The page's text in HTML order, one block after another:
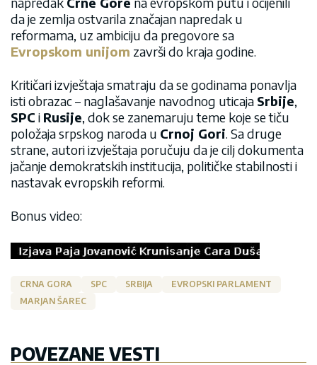
da je zemlja ostvarila značajan napredak u
reformama, uz ambiciju da pregovore sa
Evropskom unijom završi do kraja godine.
Kritičari izvještaja smatraju da se godinama ponavlja
isti obrazac – naglašavanje navodnog uticaja Srbije,
SPC i Rusije, dok se zanemaruju teme koje se tiču
položaja srpskog naroda u Crnoj Gori. Sa druge
strane, autori izvještaja poručuju da je cilj dokumenta
jačanje demokratskih institucija, političke stabilnosti i
nastavak evropskih reformi.
Bonus video:
CRNA GORA SPC SRBIJA
EVROPSKI PARLAMENT
MARJAN ŠAREC
POVEZANE VESTI